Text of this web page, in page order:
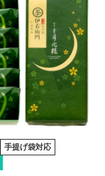
手提げ袋対応